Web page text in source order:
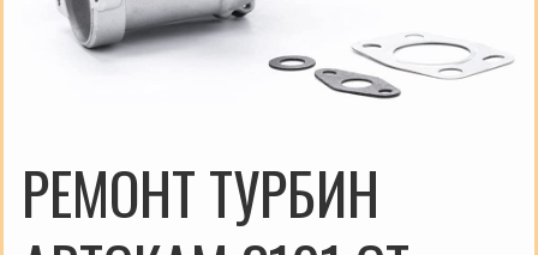
РЕМОНТ ТУРБИН